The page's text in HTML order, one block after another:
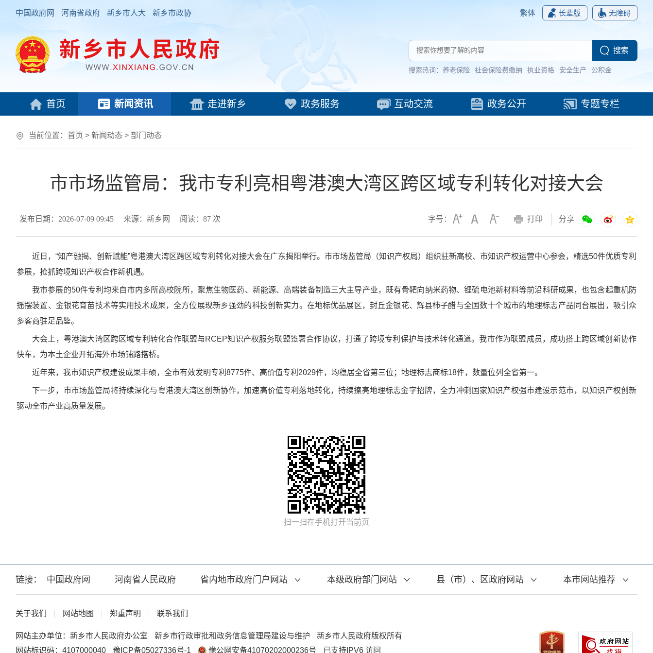
中国政府网 河南省政府 新乡市人大 新乡市政协 繁体 长辈版 无障碍
搜索热词： 养老保险 社会保险费缴纳 执业资格 安全生产 公积金
首页 新闻资讯 走进新乡 政务服务 互动交流 政务公开 专题专栏
当前位置： 首页 > 新闻动态 > 部门动态
市市场监管局：我市专利亮相粤港澳大湾区跨区域专利转化对接大会
发布日期：2026-07-09 09:45 来源：新乡网 阅读： 87 次 字号： 打印 分享
近日，“知产融揭、创新赋能”粤港澳大湾区跨区域专利转化对接大会在广东揭阳举行。市市场监管局（知识产权局）组织驻新高校、市知识产权运营中心参会，精选50件优质专利
参展，抢抓跨境知识产权合作新机遇。
我市参展的50件专利均来自市内多所高校院所，聚焦生物医药、新能源、高端装备制造三大主导产业，既有骨靶向纳米药物、锂硫电池新材料等前沿科研成果，也包含起重机防
摇摆装置、金银花育苗技术等实用技术成果，全方位展现新乡强劲的科技创新实力。在地标优品展区，封丘金银花、辉县柿子醋与全国数十个城市的地理标志产品同台展出，吸引众
多客商驻足品鉴。
大会上，粤港澳大湾区跨区域专利转化合作联盟与RCEP知识产权服务联盟签署合作协议，打通了跨境专利保护与技术转化通道。我市作为联盟成员，成功搭上跨区域创新协作
快车，为本土企业开拓海外市场铺路搭桥。
近年来，我市知识产权建设成果丰硕，全市有效发明专利8775件、高价值专利2029件，均稳居全省第三位；地理标志商标18件，数量位列全省第一。
下一步，市市场监管局将持续深化与粤港澳大湾区创新协作，加速高价值专利落地转化，持续擦亮地理标志金字招牌，全力冲刺国家知识产权强市建设示范市，以知识产权创新
驱动全市产业高质量发展。
扫一扫在手机打开当前页
链接： 中国政府网 河南省人民政府 省内地市政府门户网站 本级政府部门网站 县（市）、区政府网站 本市网站推荐
关于我们 网站地图 郑重声明 联系我们
网站主办单位：新乡市人民政府办公室 新乡市行政审批和政务信息管理局建设与维护
新乡市人民政府版权所有
网站标识码：4107000040
豫ICP备05027336号-1 豫公网安备41070202000236号 已支持IPV6 访问